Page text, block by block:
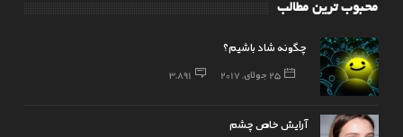
محبوب ترین مطالب
چگونه شاد باشیم؟
25 جولای, 2017 3,891
آرایش خاص چشم